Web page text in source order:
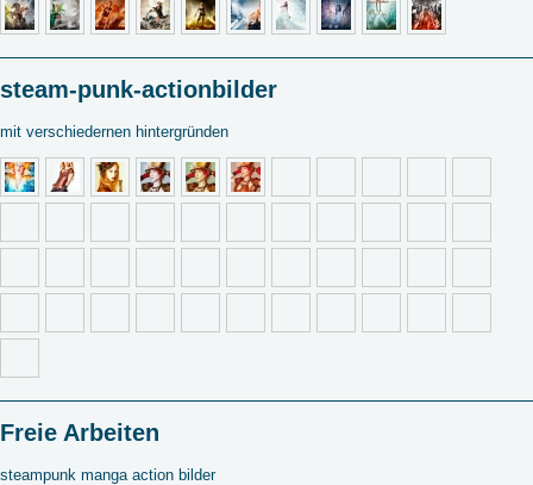
steam-punk-actionbilder
mit verschiedernen hintergründen
Freie Arbeiten
steampunk manga action bilder